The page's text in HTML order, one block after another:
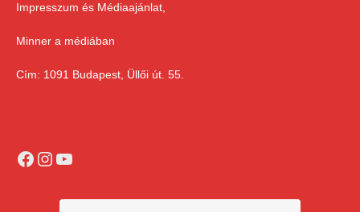
Impresszum és Médiaajánlat,
Minner a médiában
Cím: 1091 Budapest, Üllői út. 55.
Facebook
Instagram
YouTube